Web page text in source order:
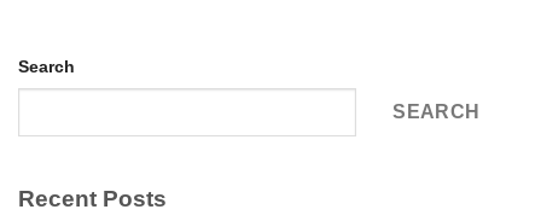
Search
SEARCH
Recent Posts